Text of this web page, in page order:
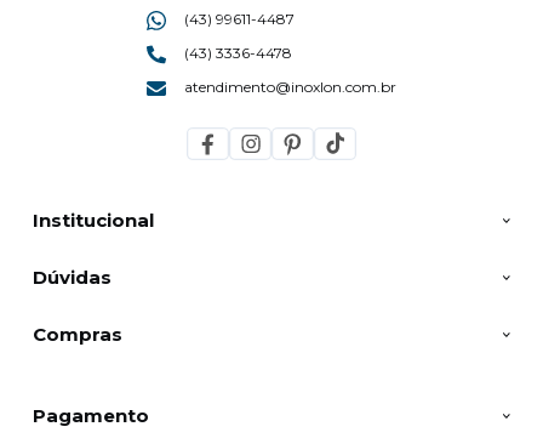
Institucional
Dúvidas
Compras
(43) 99611-4487
(43) 3336-4478
atendimento@inoxlon.com.br
Pagamento